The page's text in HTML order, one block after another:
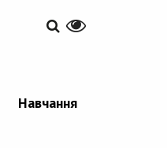
Навчання